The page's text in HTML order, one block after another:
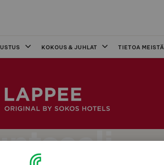
KOKOUS & JUHLAT TIETOA MEISTÄ